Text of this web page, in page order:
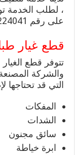
، لطلب الخدمة
على رقم 62224041
قطع غيار
تتوفر قطع
والشركة
التي قد تحتاجها
المفكات
الشدات
سائق مجنون
ابرة خياطة